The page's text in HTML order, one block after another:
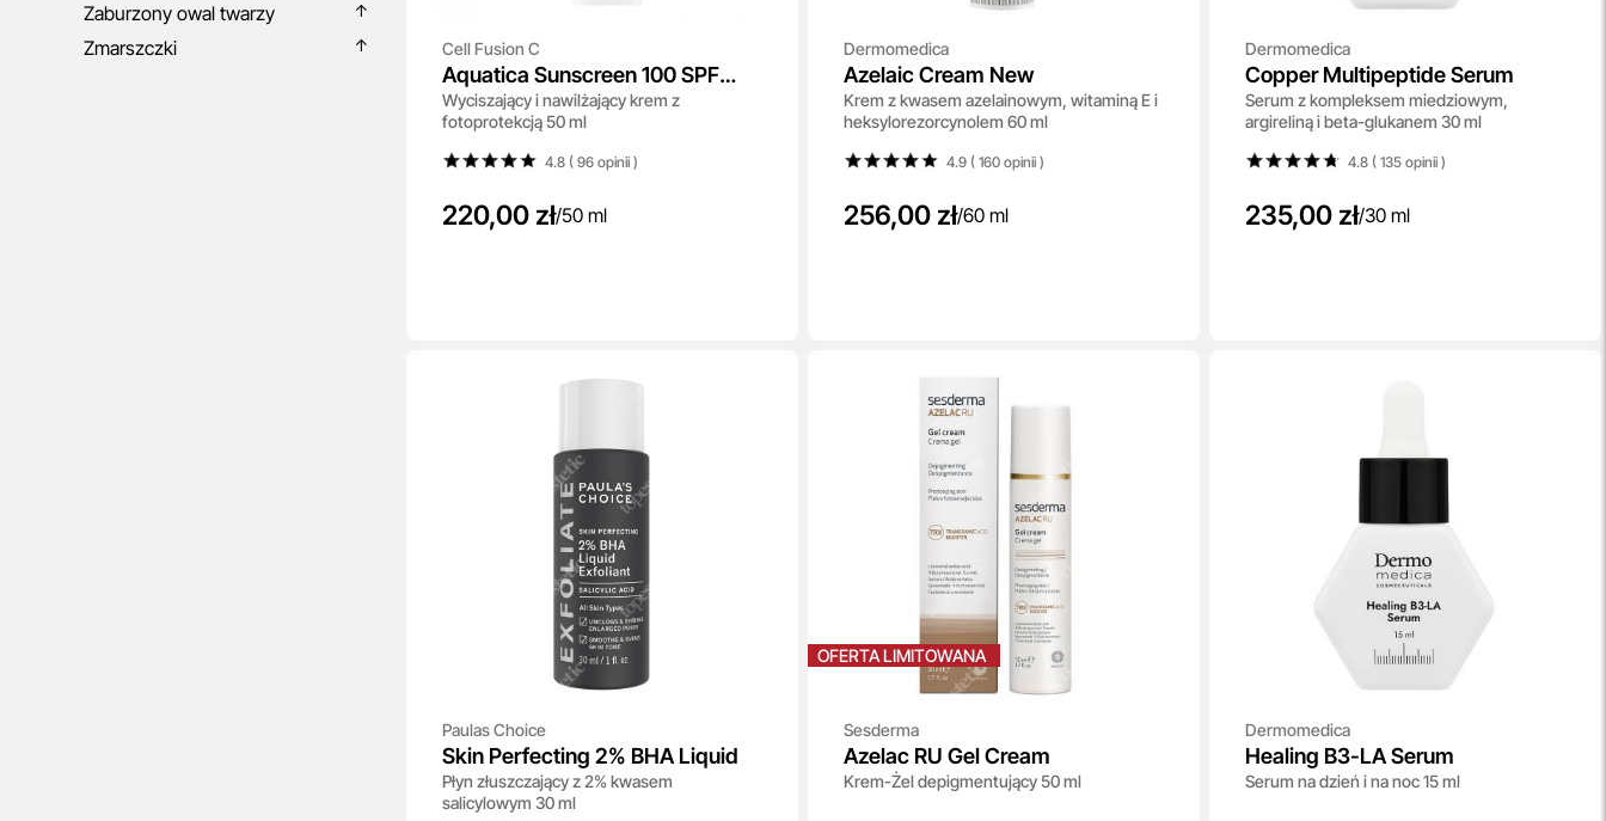
Zaburzony owal twarzy
Zmarszczki
Cell Fusion C
Aquatica Sunscreen 100 SPF
50+ / PA ++++
Wyciszający i nawilżający krem z
fotoprotekcją 50 ml
4.8 ( 96opinii)
220,00 zł/50 ml
Dermomedica
Azelaic Cream New
Krem z kwasem azelainowym, witaminą E i
heksylorezorcynolem 60 ml
4.9 ( 160opinii)
256,00 zł/60 ml
Dermomedica
Copper Multipeptide Serum
Serum z kompleksem miedziowym,
argireliną i beta-glukanem 30 ml
4.8 ( 135opinii)
235,00 zł/30 ml
Paulas Choice
Skin Perfecting 2% BHA Liquid
Płyn złuszczający z 2% kwasem
salicylowym 30 ml
OFERTA LIMITOWANA
Sesderma
Azelac RU Gel Cream
Krem-Żel depigmentujący 50 ml
Dermomedica
Healing B3-LA Serum
Serum na dzień i na noc 15 ml